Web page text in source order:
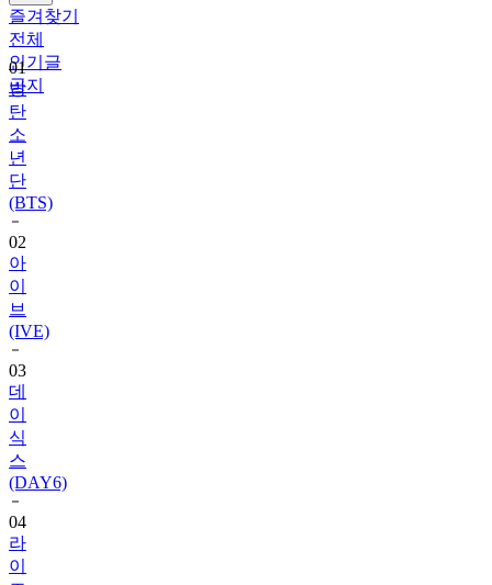
즐겨찾기
전체
인기글
공지
01
방
탄
소
년
단
(BTS)
02
아
이
브
(IVE)
03
데
이
식
스
(DAY6)
04
라
이